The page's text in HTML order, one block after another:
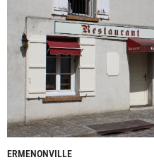
ERMENONVILLE